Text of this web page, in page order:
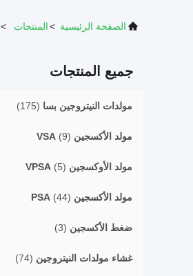
الصفحة الرئيسية >المنتجات >
جميع المنتجات
مولدات النيتروجين بسا (175)
مولد الأكسجين VSA (9)
مولد الأوكسجين VPSA (5)
مولد الأكسجين PSA (44)
ضغط الأكسجين (3)
غشاء مولدات النيتروجين (74)